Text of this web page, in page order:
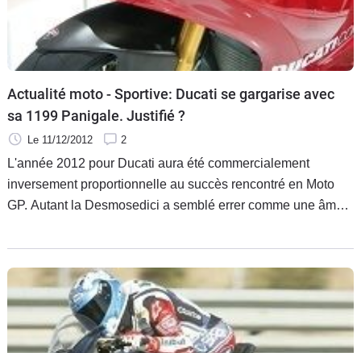
Actualité moto - Sportive: Ducati se gargarise avec
sa 1199 Panigale. Justifié ?
Le 11/12/2012 2
L'année 2012 pour Ducati aura été commercialement
inversement proportionnelle au succès rencontré en Moto
GP. Autant la Desmosedici a semblé errer comme une âme
constructeur a engrangé les commandes pour fièrement
annoncer que cet exercice aura été le meilleur de toute son
histoire.